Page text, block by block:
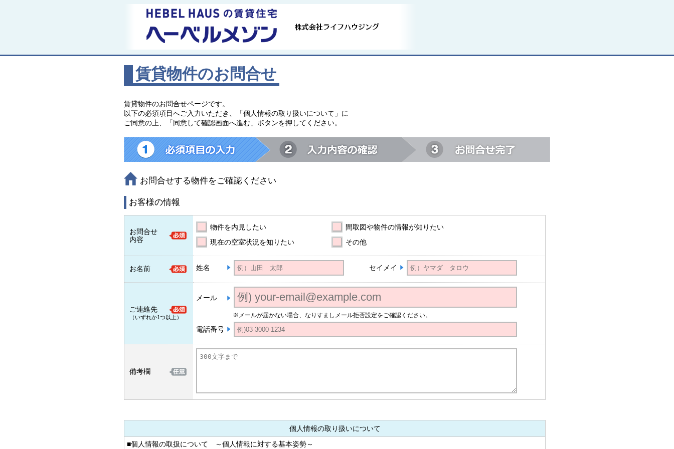
賃貸物件のお問合せ
賃貸物件のお問合せページです。
以下の必須項目へご入力いただき、「個人情報の取り扱いについて」に
ご同意の上、「同意して確認画面へ進む」ボタンを押してください。
お問合せする物件をご確認ください
お客様の情報
お問合せ
内容
物件を内見したい
間取図や物件の情報が知りたい
現在の空室状況を知りたい
その他
お名前 姓名 セイメイ
ご連絡先
（いずれか1つ以上）
メール
※メールが届かない場合、なりすましメール拒否設定をご確認ください。
電話番号
備考欄
個人情報の取り扱いについて
■個人情報の取扱について ～個人情報に対する基本姿勢～